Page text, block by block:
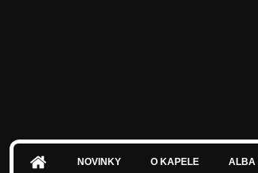
NOVINKY O KAPELE ALBA